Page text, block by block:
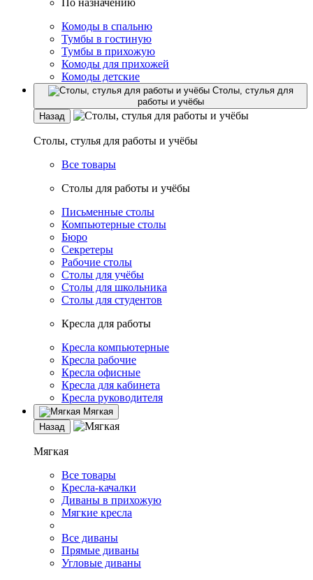
По назначению
Комоды в спальню
Тумбы в гостиную
Тумбы в прихожую
Комоды для прихожей
Комоды детские
Столы, стулья для
работы и учёбы
Назад
Столы, стулья для работы и учёбы
Все товары
Столы для работы и учёбы
Письменные столы
Компьютерные столы
Бюро
Секретеры
Рабочие столы
Столы для учёбы
Столы для школьника
Столы для студентов
Кресла для работы
Кресла компьютерные
Кресла рабочие
Кресла офисные
Кресла для кабинета
Кресла руководителя
Мягкая
Назад
Мягкая
Все товары
Кресла-качалки
Диваны в прихожую
Мягкие кресла
Все диваны
Прямые диваны
Угловые диваны